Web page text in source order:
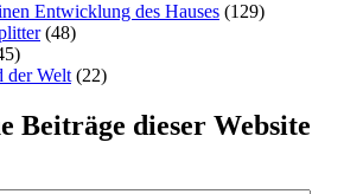
Entwicklung des Hauses (129)
(48)
der Welt (22)
Beiträge dieser Website